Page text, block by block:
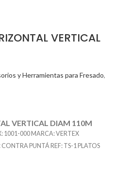
VERTICAL
y Herramientas para Fresado,
VERTICAL DIAM 110M
1001-000 MARCA: VERTEX
CONTRA PUNTÁ REF: TS-1 PLATOS